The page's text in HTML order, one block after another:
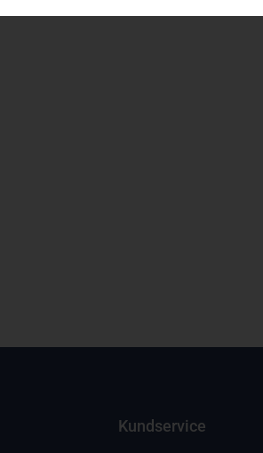
Kundservice